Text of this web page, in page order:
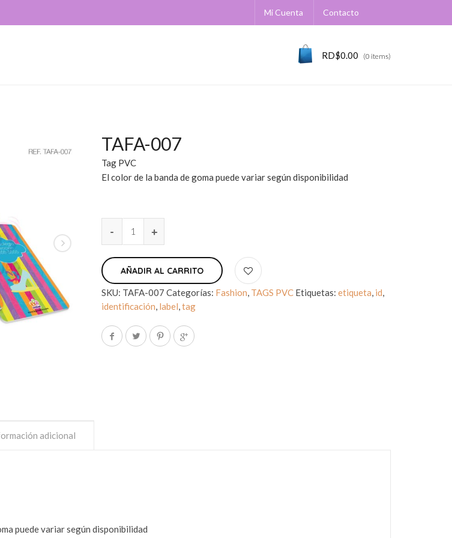
Mi Cuenta Contacto
RD$0.00 (0 items)
TAFA-007
Tag PVC
El color de la banda de goma puede variar según disponibilidad
AÑADIR AL CARRITO
SKU: TAFA-007 Categorías: Fashion, TAGS PVC Etiquetas:etiqueta, id,
identificación, label,tag
adicional
puede variar según disponibilidad